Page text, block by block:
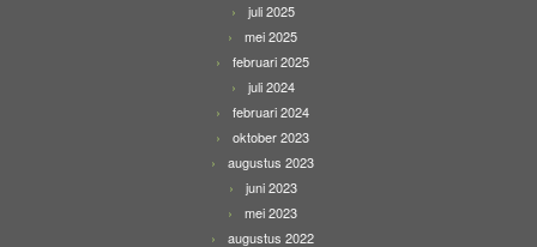
juli 2025
mei 2025
februari 2025
juli 2024
februari 2024
oktober 2023
augustus 2023
juni 2023
mei 2023
augustus 2022